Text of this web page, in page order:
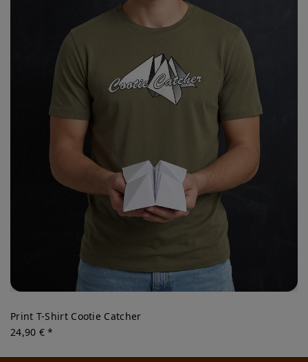
Print T-Shirt Cootie Catcher
24,90 € *